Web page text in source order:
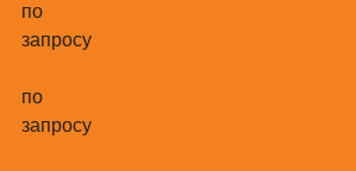
по
запросу
по
запросу